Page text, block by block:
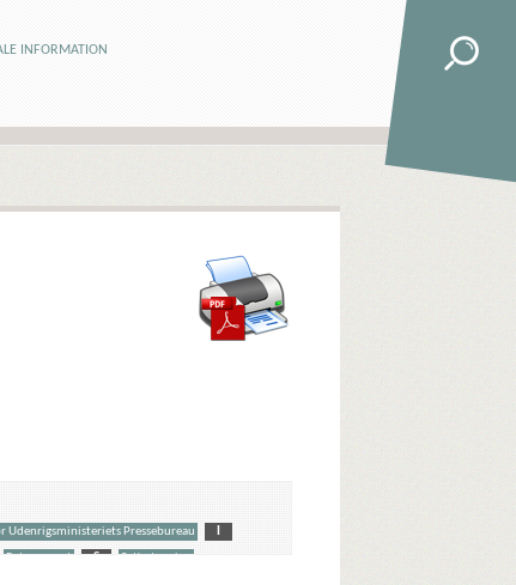
INFORMATION
Udenrigsministeriets Pressebureau
Retsopgøret S
Satiretegning